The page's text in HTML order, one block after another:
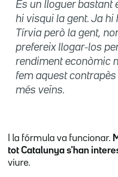
És un lloguer bastant
hi visqui la gent. Ja hi
Tírvia però la gent,
prefereix llogar-los
rendiment econòmic
fem aquest
més veïns.
I la fórmula va funcionar.
tot Catalunya s'han
viure.